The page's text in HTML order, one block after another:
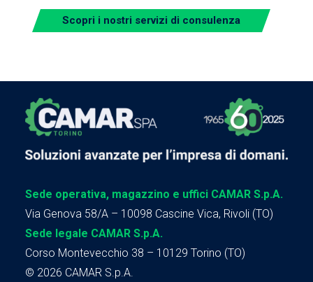
Scopri i nostri servizi di consulenza
Sede operativa, magazzino e uffici CAMAR S.p.A.
Via Genova 58/A – 10098 Cascine Vica, Rivoli (TO)
Sede legale CAMAR S.p.A.
Corso Montevecchio 38 – 10129 Torino (TO)
© 2026 CAMAR S.p.A.